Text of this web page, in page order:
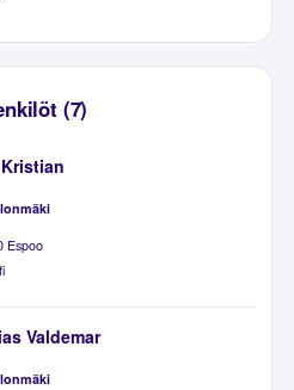
(7)
Espoo
Valdemar